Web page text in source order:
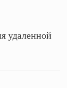
удаленной